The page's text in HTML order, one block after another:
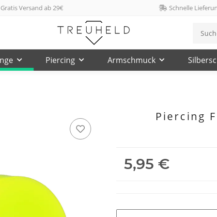
Versand ab 29€ Schnelle
Piercing Armschmuck
Piercing
5,95 €